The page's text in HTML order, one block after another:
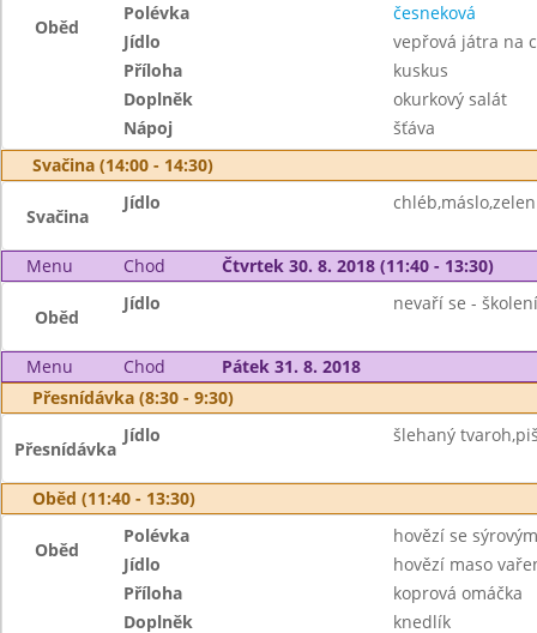
Oběd
Polévka
česneková
Jídlo
vepřová játra na
Příloha
kuskus
Doplněk
okurkový salát
Nápoj
šťáva
Svačina (14:00 - 14:30)
Svačina
Jídlo
Menu Chod Čtvrtek 30. 8. 2018 (11:40 - 13:30)
Oběd
Jídlo nevaří se -
Menu Chod
Pátek 31. 8. 2018
Přesnídávka (8:30 - 9:30)
Přesnídávka
Jídlo šlehaný
Oběd (11:40 - 13:30)
Oběd
Polévka
hovězí se
Jídlo
hovězí maso
Příloha
koprová omáčka
Doplněk
knedlík